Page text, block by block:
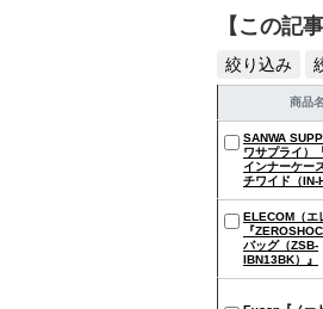
【この記
絞り込み
商品名
SANWA
ワサプライ）
インナーケー
チワイド（IN-
ELECOM（エ
『
バッグ（ZSB-
IBN13BK）』